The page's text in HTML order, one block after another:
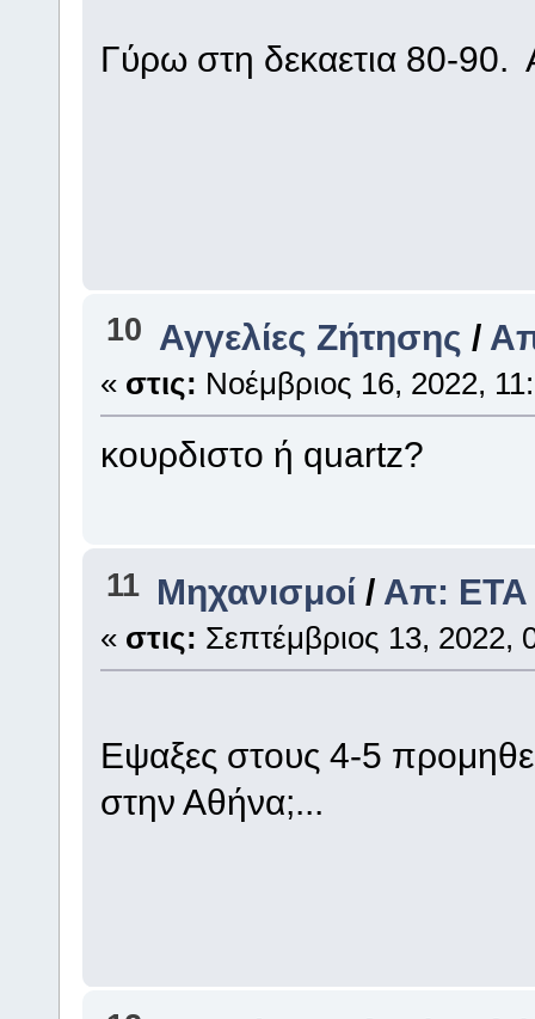
Γύρω στη δεκαετια 80-
10 Αγγελίες Ζήτησης /
« στις: Νοέμβριος 16, 2022,
κουρδιστο ή quartz?
11 Μηχανισμοί / Απ: ETA
« στις: Σεπτέμβριος 13, 2022,
Εψαξες στους 4-5
στην Αθήνα;...